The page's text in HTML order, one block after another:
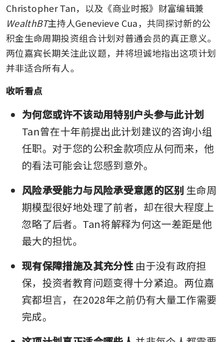
Christopher Tan，以及《商业时报》财富编辑兼
WealthBT主持人Genevieve Cua，共同探讨新的公
积金生命周期投资组合计划对普通会员的真正意义。
两位嘉宾长期关注此议题，并将坦诚地指出这项计划
并非适合所有人。
收听看点
为何您或许不该动用特别户头参与此计划
Tan曾在十年前提出此计划建议的咨询小组
任职。对于您的公积金款项应从何而来，他
的看法可能会让您感到意外。
风险承受能力与风险承受意愿的区别 生命周
期模型很好地处理了前者，却在很大程度上
忽略了后者。Tan将解释为何这一差距是他
最大的担忧。
现有保障措施及其充分性 由于没有政府担
保，投资者教育问题变得十分紧迫。两位嘉
宾都坦言，在2028年之前仍有大量工作需要
完成。